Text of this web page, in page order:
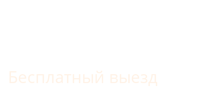
Бесплатный выезд